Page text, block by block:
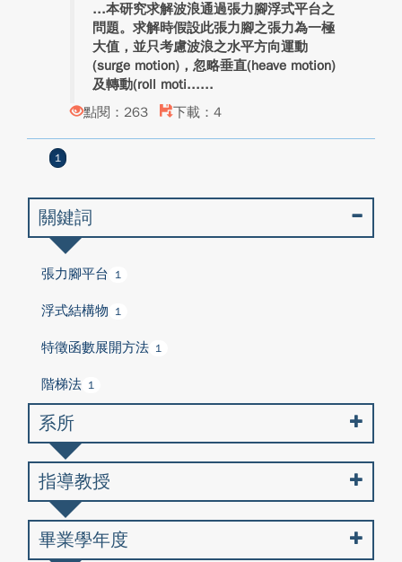
本研究求解波浪通過張力腳浮式平台之
問題。求解時假設此張力腳之張力為一極
大值，並只考慮波浪之水平方向運動
(surge motion)，忽略垂直(heave motion)
及轉動(roll moti...
點閱：263
下載：4
1
關鍵詞
張力腳平台 1
浮式結構物 1
特徵函數展開方法 1
階梯法 1
系所
指導教授
畢業學年度